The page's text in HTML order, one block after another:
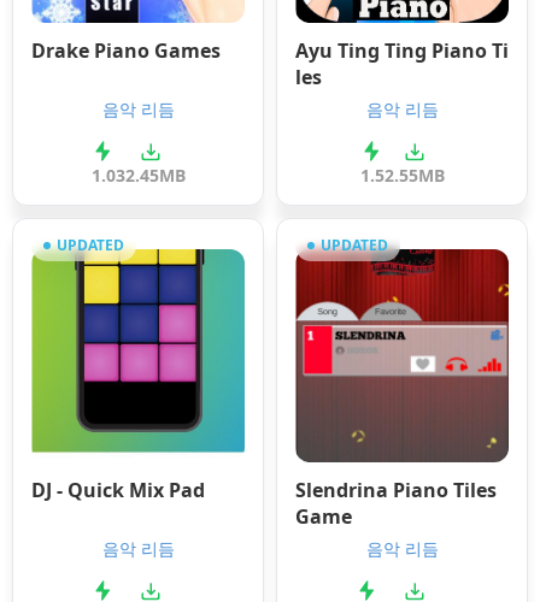
Drake Piano Games
음악 리듬
1.032.45MB
Ayu Ting Ting Piano Ti
les
음악 리듬
1.52.55MB
UPDATED
DJ - Quick Mix Pad
음악 리듬
UPDATED
Slendrina Piano Tiles
Game
음악 리듬